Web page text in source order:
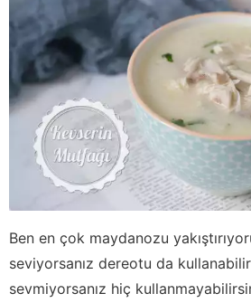
Ben en çok maydanozu
seviyorsanız dereotu da
sevmiyorsanız hiç